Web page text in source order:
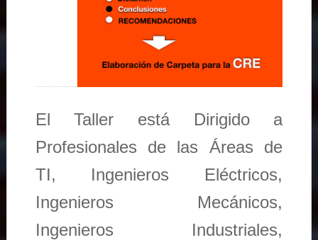
El Taller está Dirigido a
Profesionales de las Áreas de
TI, Ingenieros Eléctricos,
Ingenieros Mecánicos,
Ingenieros Industriales,